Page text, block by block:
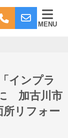
MENU
インプラ
加古川市
所リフォー